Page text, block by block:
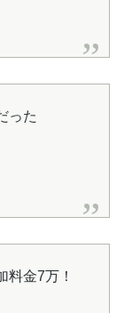
った
料金7万！